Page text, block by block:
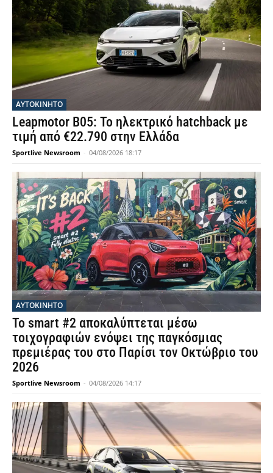
ΑΥΤΟΚΙΝΗΤΟ
Leapmotor B05: Το ηλεκτρικό hatchback με
τιμή από €22.790 στην Ελλάδα
Sportlive Newsroom - 04/08/2026 18:17
ΑΥΤΟΚΙΝΗΤΟ
Το smart #2 αποκαλύπτεται μέσω
τοιχογραφιών ενόψει της παγκόσμιας
πρεμιέρας του στο Παρίσι τον Οκτώβριο του
2026
Sportlive Newsroom - 04/08/2026 14:17